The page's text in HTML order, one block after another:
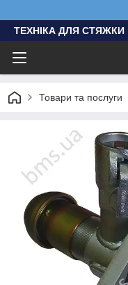
ТЕХНІКА ДЛЯ СТЯЖКИ
Товари та послуги